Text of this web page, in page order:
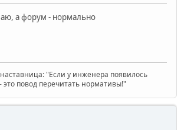
а форум - нормально
"Если у инженера появилось
это повод перечитать нормативы!"